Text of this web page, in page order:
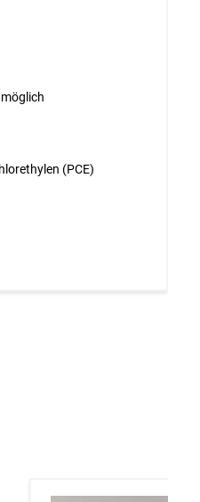
(PCE)